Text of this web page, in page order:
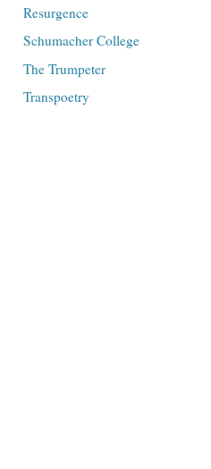
Resurgence
Schumacher College
The Trumpeter
Transpoetry